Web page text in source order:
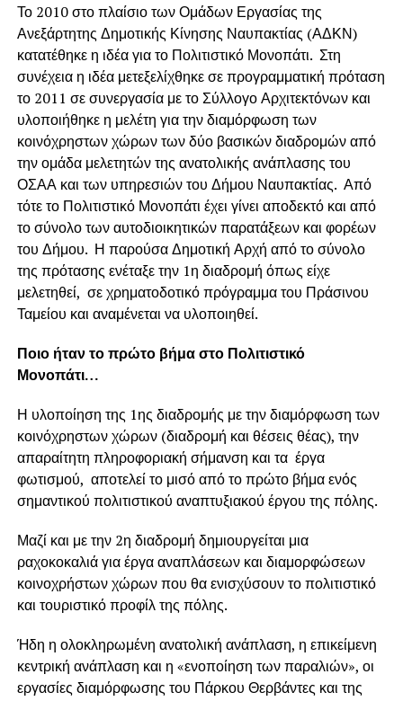
Το 2010 στο πλαίσιο των Ομάδων Εργασίας της
Ανεξάρτητης Δημοτικής Κίνησης Ναυπακτίας (ΑΔΚΝ)
κατατέθηκε η ιδέα για το Πολιτιστικό Μονοπάτι. Στη
συνέχεια η ιδέα μετεξελίχθηκε σε προγραμματική πρόταση
το 2011 σε συνεργασία με το Σύλλογο Αρχιτεκτόνων και
υλοποιήθηκε η μελέτη για την διαμόρφωση των
κοινόχρηστων χώρων των δύο βασικών διαδρομών από
την ομάδα μελετητών της ανατολικής ανάπλασης του
ΟΣΑΑ και των υπηρεσιών του Δήμου Ναυπακτίας. Από
τότε το Πολιτιστικό Μονοπάτι έχει γίνει αποδεκτό και από
το σύνολο των αυτοδιοικητικών παρατάξεων και φορέων
του Δήμου. Η παρούσα Δημοτική Αρχή από το σύνολο
της πρότασης ενέταξε την 1η διαδρομή όπως είχε
μελετηθεί, σε χρηματοδοτικό πρόγραμμα του Πράσινου
Ταμείου και αναμένεται να υλοποιηθεί.
Ποιο ήταν το πρώτο βήμα στο Πολιτιστικό
Μονοπάτι…
Η υλοποίηση της 1ης διαδρομής με την διαμόρφωση των
κοινόχρηστων χώρων (διαδρομή και θέσεις θέας), την
απαραίτητη πληροφοριακή σήμανση και τα έργα
φωτισμού, αποτελεί το μισό από το πρώτο βήμα ενός
σημαντικού πολιτιστικού αναπτυξιακού έργου της πόλης.
Μαζί και με την 2η διαδρομή δημιουργείται μια
ραχοκοκαλιά για έργα αναπλάσεων και διαμορφώσεων
κοινοχρήστων χώρων που θα ενισχύσουν το πολιτιστικό
και τουριστικό προφίλ της πόλης.
Ήδη η ολοκληρωμένη ανατολική ανάπλαση, η επικείμενη
κεντρική ανάπλαση και η «ενοποίηση των παραλιών», οι
εργασίες διαμόρφωσης του Πάρκου Θερβάντες και της